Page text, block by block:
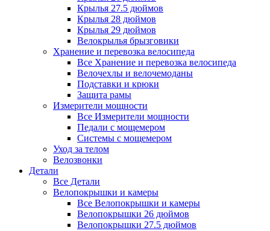
Крылья 27.5 дюймов
Крылья 28 дюймов
Крылья 29 дюймов
Велокрылья брызговики
Хранение и перевозка велосипеда
Все Хранение и перевозка велосипеда
Велочехлы и велочемоданы
Подставки и крюки
Защита рамы
Измерители мощности
Все Измерители мощности
Педали с мощемером
Системы с мощемером
Уход за телом
Велозвонки
Детали
Все Детали
Велопокрышки и камеры
Все Велопокрышки и камеры
Велопокрышки 26 дюймов
Велопокрышки 27.5 дюймов